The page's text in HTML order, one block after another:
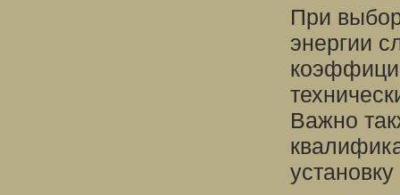
При
энергии
Важно